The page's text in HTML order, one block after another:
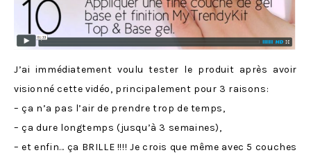
J’ai immédiatement voulu tester le produit après avoir
visionné cette vidéo, principalement pour 3 raisons:
– ça n’a pas l’air de prendre trop de temps,
– ça dure longtemps (jusqu’à 3 semaines),
– et enfin… ça BRILLE !!!! Je crois que même avec 5 couches